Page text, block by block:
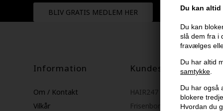
Du kan
Du kan
slå dem fra i
fravælges
Du har altid
samtykke
Du har også
blokere
Hvordan du
BLIV GRATIS MEDLEM HER
Information
Om / Kontakt
Vilkår
Kundeservice
HAIR247
Frisenborgvej 6A